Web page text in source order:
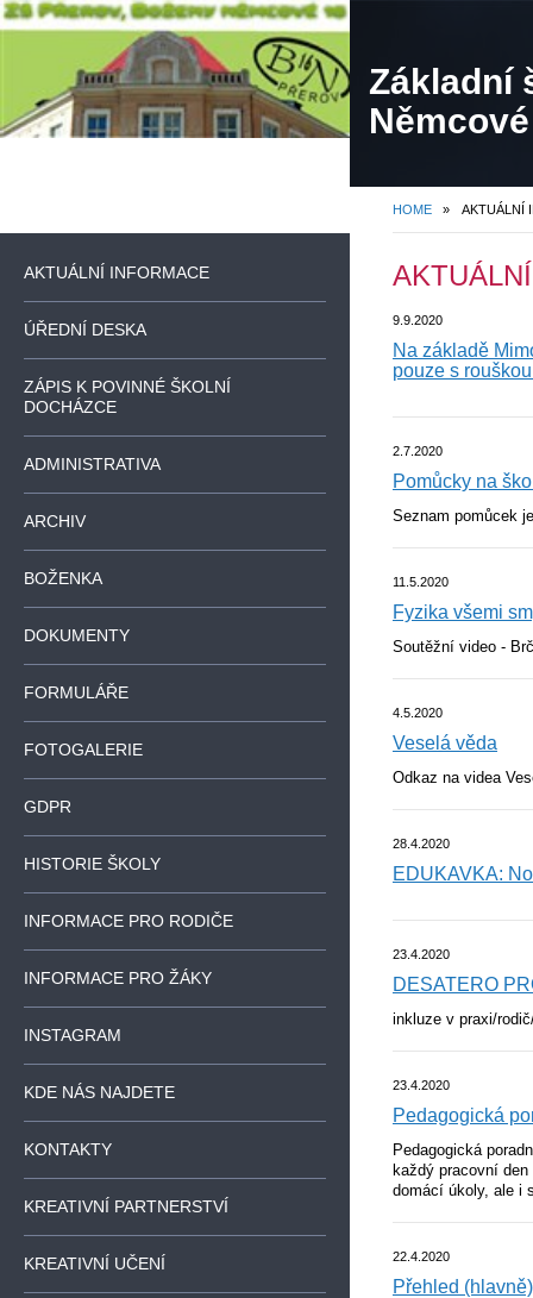
Základní
HOME » AKTUÁLNÍ
AKTUÁLNÍ INFORMACE
ÚŘEDNÍ DESKA
ZÁPIS K POVINNÉ ŠKOLNÍ
DOCHÁZCE
ADMINISTRATIVA
ARCHIV
BOŽENKA
DOKUMENTY
FORMULÁŘE
FOTOGALERIE
GDPR
HISTORIE ŠKOLY
INFORMACE PRO RODIČE
INFORMACE PRO ŽÁKY
INSTAGRAM
KDE NÁS NAJDETE
KONTAKTY
KREATIVNÍ PARTNERSTVÍ
KREATIVNÍ UČENÍ
9.9.2020
Na základě
pouze s
2.7.2020
Pomůcky na
Seznam pomůcek
11.5.2020
Fyzika všemi
Soutěžní video -
4.5.2020
Veselá věda
Odkaz na videa
28.4.2020
EDUKAVKA:
23.4.2020
DESATERO
inkluze v praxi/
23.4.2020
Pedagogická
Pedagogická
každý pracovní
domácí úkoly, ale i
22.4.2020
Přehled